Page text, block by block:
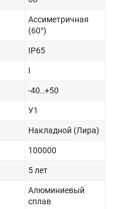
Ассиметричная
(60°)
IP65
I
-40..+50
У1
Накладной (Лира)
100000
5 лет
Алюминиевый
сплав